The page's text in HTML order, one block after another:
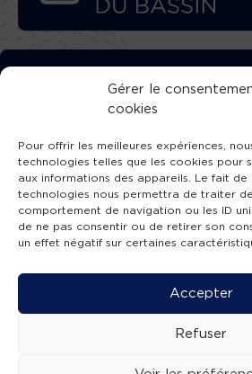
Gérer le
cookies
Pour offrir les meilleures expériences,
technologies telles que les cookies pour
aux informations des appareils. Le fait de
technologies nous permettra de traiter
comportement de navigation ou les ID
de ne pas consentir ou de retirer son
un effet négatif sur certaines
Accepter
Refuser
TÉLÉCHARGEZ
L’APPLICATION
SUIVEZ-NOUS
Mentions légales -Accessibilité